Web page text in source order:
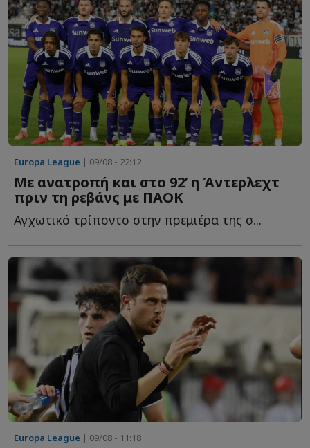
Europa League | 09/08 - 22:12
Με ανατροπή και στο 92’ η Άντερλεχτ
πριν τη ρεβάνς με ΠΑΟΚ
Αγχωτικό τρίποντο στην πρεμιέρα της σ...
Europa League | 09/08 - 11:18